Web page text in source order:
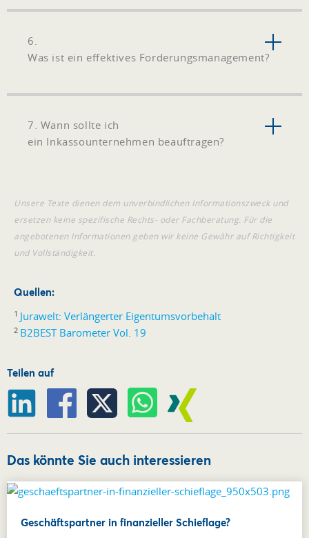
6.
Was ist ein effektives Forderungsmanagement?
7. Wann sollte ich
ein Inkassounternehmen beauftragen?
Unsere Texte dienen dem unverbindlichen Informationszweck und
ersetzen keine spezifische Rechts- oder Fachberatung. Für die
angebotenen Informationen geben wir keine Gewähr auf Richtigkeit
und Vollständigkeit.
Quellen:
1 Jurawelt: Verlängerter Eigentumsvorbehalt
2 B2BEST Barometer Vol. 19
Teilen auf
Das könnte Sie auch interessieren
Geschäftspartner in finanzieller Schieflage?